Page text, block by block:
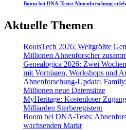
Boom bei DNA-Tests: Ahnenforschung
Aktuelle Themen
RootsTech 2026: Weltgrößte
Millionen Ahnenforscher
Genealogica 2026: Zwei
mit Vorträgen, Workshops und
Ahnenforschung-Update:
Millionen neue Datensätze
MyHeritage: Kostenloser
Milliarden Sterberegistern
Boom bei DNA-Tests:
wachsenden Markt